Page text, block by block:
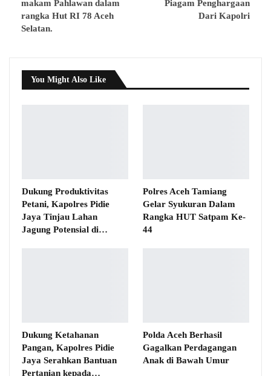
makam Pahlawan dalam
rangka Hut RI 78 Aceh
Selatan.
Piagam Penghargaan
Dari Kapolri
You Might Also Like
Dukung Produktivitas
Petani, Kapolres Pidie
Jaya Tinjau Lahan
Jagung Potensial di…
Polres Aceh Tamiang
Gelar Syukuran Dalam
Rangka HUT Satpam Ke-
44
Dukung Ketahanan
Pangan, Kapolres Pidie
Jaya Serahkan Bantuan
Pertanian kepada…
Polda Aceh Berhasil
Gagalkan Perdagangan
Anak di Bawah Umur